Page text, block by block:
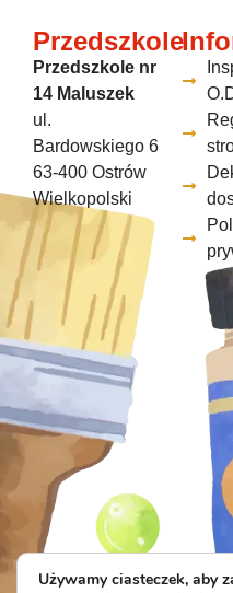
Przedszkole
Przedszkole nr
14 Maluszek
ul.
Bardowskiego 6
63-400 Ostrów
Wielkopolski
Używamy ciasteczek, aby